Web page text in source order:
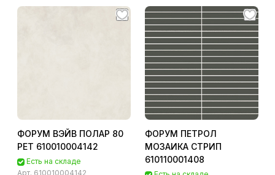
ФОРУМ ВЭЙВ ПОЛАР 80
РЕТ 610010004142
Есть на складе
Арт. 610010004142
ФОРУМ ПЕТРОЛ
МОЗАИКА СТРИП
610110001408